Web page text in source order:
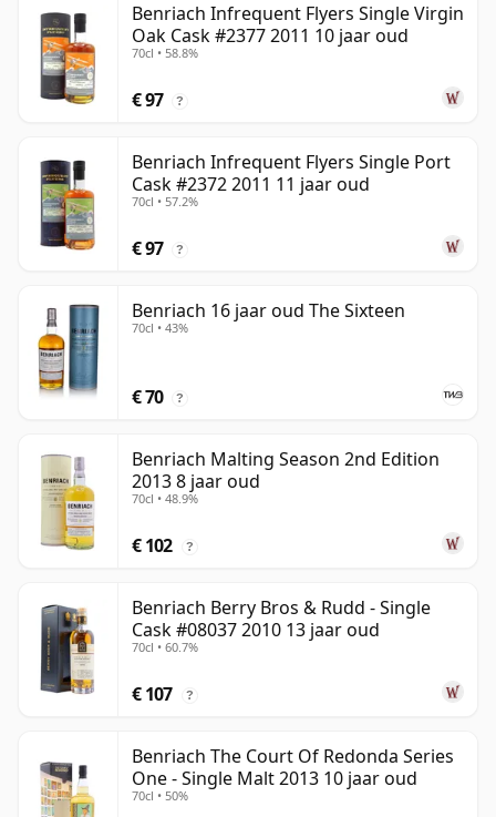
Benriach Infrequent Flyers Single Virgin
Oak Cask #2377 2011 10 jaar oud
70cl • 58.8%
€ 97 ?
Benriach Infrequent Flyers Single Port
Cask #2372 2011 11 jaar oud
70cl • 57.2%
€ 97 ?
Benriach 16 jaar oud The Sixteen
70cl • 43%
€ 70 ?
Benriach Malting Season 2nd Edition
2013 8 jaar oud
70cl • 48.9%
€ 102 ?
Benriach Berry Bros & Rudd - Single
Cask #08037 2010 13 jaar oud
70cl • 60.7%
€ 107 ?
Benriach The Court Of Redonda Series
One - Single Malt 2013 10 jaar oud
70cl • 50%